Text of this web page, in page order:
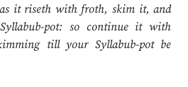
it riseth with froth, skim it, and
pot: so continue it with
till your Syllabub-pot be